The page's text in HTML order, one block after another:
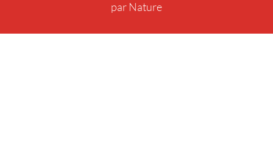
par Nature